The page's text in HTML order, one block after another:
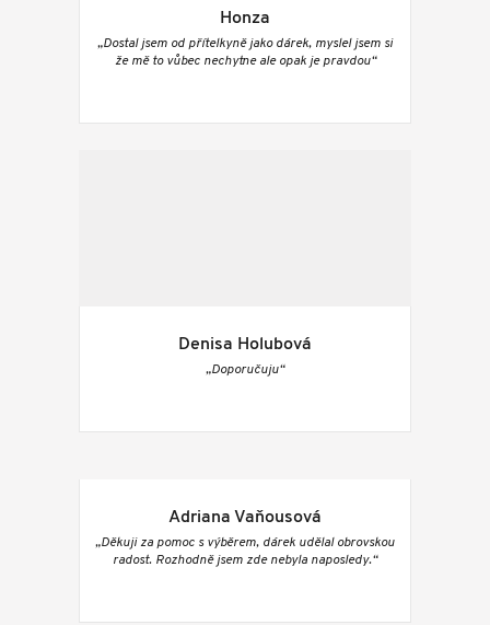
Honza
„Dostal jsem od přítelkyně jako dárek, myslel jsem si
že mě to vůbec nechytne ale opak je pravdou“
Denisa Holubová
„Doporučuju“
Adriana Vaňousová
„Děkuji za pomoc s výběrem, dárek udělal obrovskou
radost. Rozhodně jsem zde nebyla naposledy.“